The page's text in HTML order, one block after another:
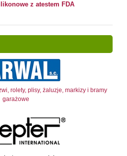
z atestem FDA
rolety, plisy, żaluzje, markizy i bramy
garażowe